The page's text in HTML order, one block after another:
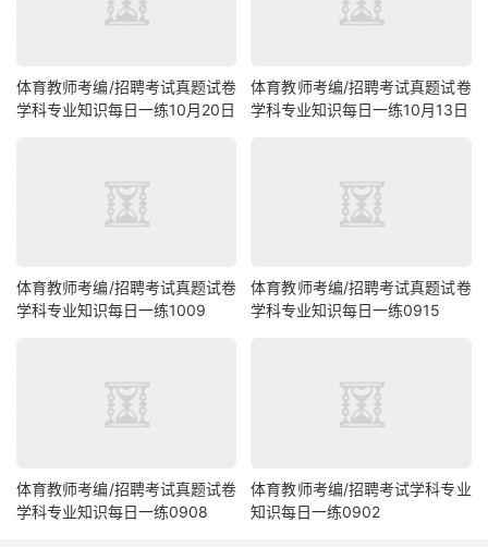
体育教师考编/招聘考试真题试卷
学科专业知识每日一练10月20日
体育教师考编/招聘考试真题试卷
学科专业知识每日一练10月13日
体育教师考编/招聘考试真题试卷
学科专业知识每日一练1009
体育教师考编/招聘考试真题试卷
学科专业知识每日一练0915
体育教师考编/招聘考试真题试卷
学科专业知识每日一练0908
体育教师考编/招聘考试学科专业
知识每日一练0902